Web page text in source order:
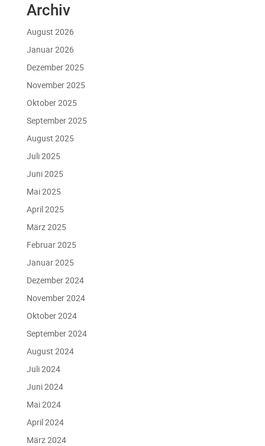
Archiv
August 2026
Januar 2026
Dezember 2025
November 2025
Oktober 2025
September 2025
August 2025
Juli 2025
Juni 2025
Mai 2025
April 2025
März 2025
Februar 2025
Januar 2025
Dezember 2024
November 2024
Oktober 2024
September 2024
August 2024
Juli 2024
Juni 2024
Mai 2024
April 2024
März 2024